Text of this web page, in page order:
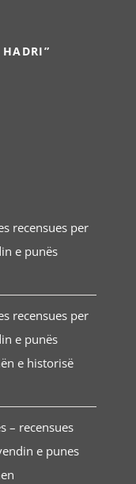
recensues per
e punës
recensues per
e punës
e historisë
– recensues
e punes